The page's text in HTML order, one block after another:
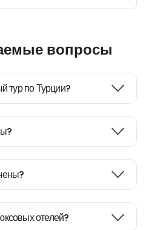
вопросы
тур по Турции?
отелей?